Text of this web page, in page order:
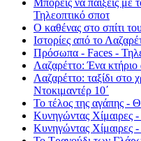
Μπορείς να παίξεις
Τηλεοπτικό σποτ
Ο καθένας στο σπίτι
Ιστορίες από το
Πρόσωπα - Faces -
Λαζαρέττο: Ένα κτήριο
Λαζαρέττο: ταξίδι στο
Ντοκιμαντέρ 10΄
Το τέλος της αγάπης -
Κυνηγώντας Χίμαιρες -
Κυνηγώντας Χίμαιρες -